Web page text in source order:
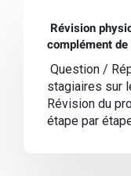
Révision
complément
Question /
stagiaires sur
Révision du
étape par